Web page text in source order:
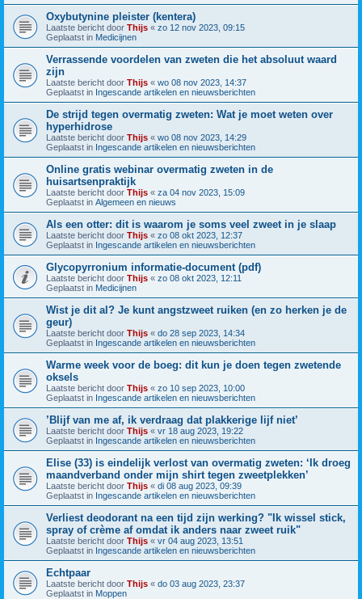
Oxybutynine pleister (kentera)
Laatste bericht door Thijs « zo 12 nov 2023, 09:15
Geplaatst in Medicijnen
Verrassende voordelen van zweten die het absoluut waard
zijn
Laatste bericht door Thijs « wo 08 nov 2023, 14:37
Geplaatst in Ingescande artikelen en nieuwsberichten
De strijd tegen overmatig zweten: Wat je moet weten over
hyperhidrose
Laatste bericht door Thijs « wo 08 nov 2023, 14:29
Geplaatst in Ingescande artikelen en nieuwsberichten
Online gratis webinar overmatig zweten in de
huisartsenpraktijk
Laatste bericht door Thijs « za 04 nov 2023, 15:09
Geplaatst in Algemeen en nieuws
Als een otter: dit is waarom je soms veel zweet in je slaap
Laatste bericht door Thijs « zo 08 okt 2023, 12:37
Geplaatst in Ingescande artikelen en nieuwsberichten
Glycopyrronium informatie-document (pdf)
Laatste bericht door Thijs « zo 08 okt 2023, 12:11
Geplaatst in Medicijnen
Wist je dit al? Je kunt angstzweet ruiken (en zo herken je de
geur)
Laatste bericht door Thijs « do 28 sep 2023, 14:34
Geplaatst in Ingescande artikelen en nieuwsberichten
Warme week voor de boeg: dit kun je doen tegen zwetende
oksels
Laatste bericht door Thijs « zo 10 sep 2023, 10:00
Geplaatst in Ingescande artikelen en nieuwsberichten
’Blijf van me af, ik verdraag dat plakkerige lijf niet’
Laatste bericht door Thijs « vr 18 aug 2023, 19:22
Geplaatst in Ingescande artikelen en nieuwsberichten
Elise (33) is eindelijk verlost van overmatig zweten: ‘Ik droeg
maandverband onder mijn shirt tegen zweetplekken’
Laatste bericht door Thijs « di 08 aug 2023, 09:39
Geplaatst in Ingescande artikelen en nieuwsberichten
Verliest deodorant na een tijd zijn werking? "Ik wissel stick,
spray of crème af omdat ik anders naar zweet ruik"
Laatste bericht door Thijs « vr 04 aug 2023, 13:51
Geplaatst in Ingescande artikelen en nieuwsberichten
Echtpaar
Laatste bericht door Thijs « do 03 aug 2023, 23:37
Geplaatst in Moppen